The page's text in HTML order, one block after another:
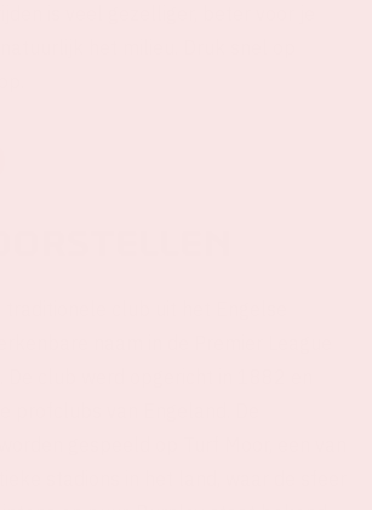
is veel gezelliger, beter voor je
het milieu. Druk snel op
traditionele club uit het Engelse
naam in de Premier League
De club werd opgericht in 1882 en
profclubs van Engeland. De
gespeeld op Turf Moor, een van
stadions in het land, waar de sfeer